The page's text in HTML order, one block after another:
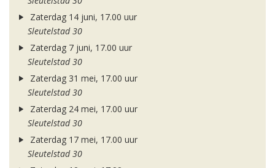
Zaterdag 14 juni, 17.00 uur
Sleutelstad 30
Zaterdag 7 juni, 17.00 uur
Sleutelstad 30
Zaterdag 31 mei, 17.00 uur
Sleutelstad 30
Zaterdag 24 mei, 17.00 uur
Sleutelstad 30
Zaterdag 17 mei, 17.00 uur
Sleutelstad 30